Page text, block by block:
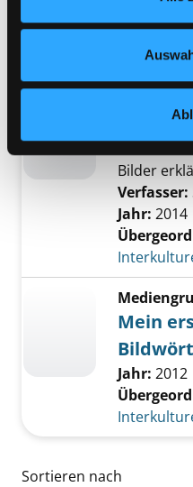
Nähere Informationen
Sprachen
Bilder
Verfasser:
Jahr: 2014
Mein
Jahr: 2012
Zu den Suchfiltern
Sortieren nach